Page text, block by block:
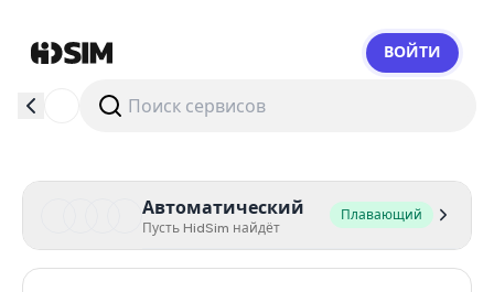
ВОЙТИ
Автоматический
Пусть HidSim найдёт
Плавающий